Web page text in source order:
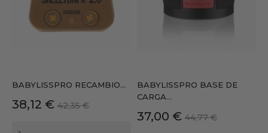
BABYLISSPRO RECAMBIO...
Precio
38,12 € Precio
42,35 €
BABYLISSPRO BASE DE
CARGA...
Precio
37,00 € Precio
44,77 €